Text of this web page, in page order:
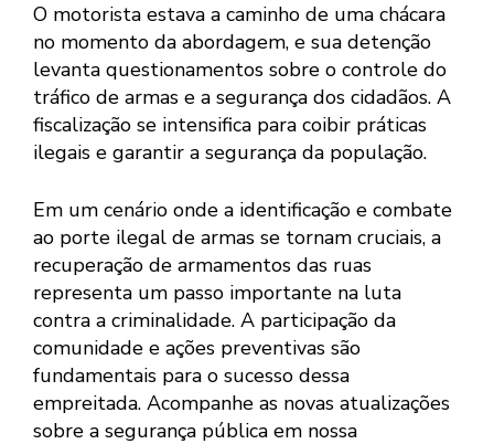
O motorista estava a caminho de uma chácara
no momento da abordagem, e sua detenção
levanta questionamentos sobre o controle do
tráfico de armas e a segurança dos cidadãos. A
fiscalização se intensifica para coibir práticas
ilegais e garantir a segurança da população.
Em um cenário onde a identificação e combate
ao porte ilegal de armas se tornam cruciais, a
recuperação de armamentos das ruas
representa um passo importante na luta
contra a criminalidade. A participação da
comunidade e ações preventivas são
fundamentais para o sucesso dessa
empreitada. Acompanhe as novas atualizações
sobre a segurança pública em nossa